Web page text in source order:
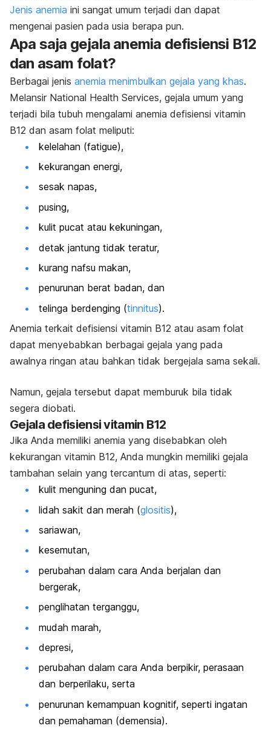
Jenis anemia ini sangat umum terjadi dan dapat
mengenai pasien pada usia berapa pun.
Apa saja gejala anemia defisiensi B12
dan asam folat?
Berbagai jenis anemia menimbulkan gejala yang khas.
Melansir National Health Services, gejala umum yang
terjadi bila tubuh mengalami anemia defisiensi vitamin
B12 dan asam folat meliputi:
kelelahan (fatigue),
kekurangan energi,
sesak napas,
pusing,
kulit pucat atau kekuningan,
detak jantung tidak teratur,
kurang nafsu makan,
penurunan berat badan, dan
telinga berdenging (tinnitus).
Anemia terkait defisiensi vitamin B12 atau asam folat
dapat menyebabkan berbagai gejala yang pada
awalnya ringan atau bahkan tidak bergejala sama sekali.
Namun, gejala tersebut dapat memburuk bila tidak
segera diobati.
Gejala defisiensi vitamin B12
Jika Anda memiliki anemia yang disebabkan oleh
kekurangan vitamin B12, Anda mungkin memiliki gejala
tambahan selain yang tercantum di atas, seperti:
kulit menguning dan pucat,
lidah sakit dan merah (glositis),
sariawan,
kesemutan,
perubahan dalam cara Anda berjalan dan
bergerak,
penglihatan terganggu,
mudah marah,
depresi,
perubahan dalam cara Anda berpikir, perasaan
dan berperilaku, serta
penurunan kemampuan kognitif, seperti ingatan
dan pemahaman (demensia).